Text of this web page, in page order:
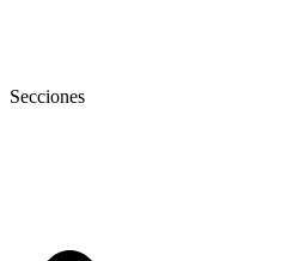
Secciones